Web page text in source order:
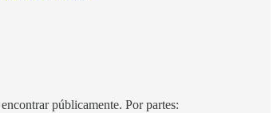
públicamente. Por partes: